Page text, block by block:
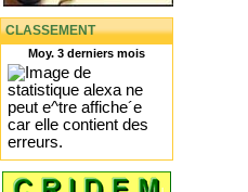
CLASSEMENT
Moy. 3 derniers mois